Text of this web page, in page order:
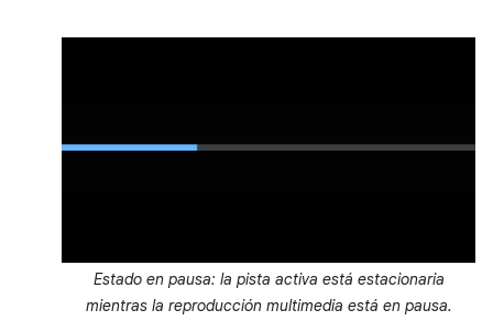
Estado en pausa: la pista activa está estacionaria
mientras la reproducción multimedia está en pausa.